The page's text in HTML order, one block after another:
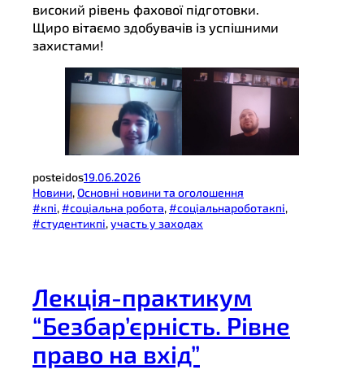
високий рівень фахової підготовки.
Щиро вітаємо здобувачів із успішними
захистами!
posteidos19.06.2026
Новини, Основні новини та оголошення
#кпі, #соціальна робота, #соціальнароботакпі
#студентикпі, участь у заходах
Лекція-практикум
“Безбар’єрність. Рівне
право на вхід”